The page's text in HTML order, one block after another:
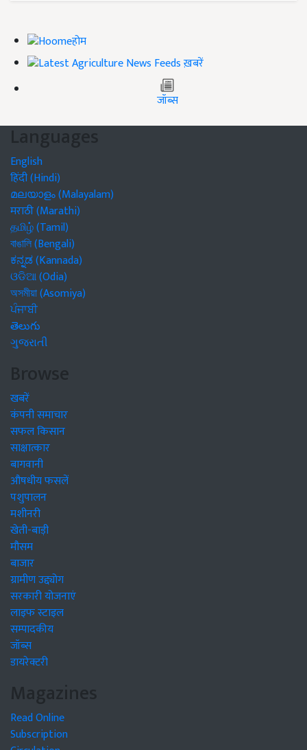
होम
ख़बरें
जॉब्स
Languages
English
हिंदी (Hindi)
മലയാളം (Malayalam)
मराठी (Marathi)
தமிழ் (Tamil)
বাঙালি (Bengali)
ಕನ್ನಡ (Kannada)
ଓଡିଆ (Odia)
অসমীয়া (Asomiya)
ਪੰਜਾਬੀ
తెలుగు
ગુજરાતી
Browse
खबरें
कंपनी समाचार
सफल किसान
साक्षात्कार
बागवानी
औषधीय फसलें
पशुपालन
मशीनरी
खेती-बाड़ी
मौसम
बाजार
ग्रामीण उद्द्योग
सरकारी योजनाएं
लाइफ स्टाइल
सम्पादकीय
जॉब्स
डायरेक्टरी
Magazines
Read Online
Subscription